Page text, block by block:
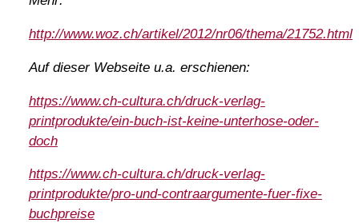
http://www.woz.ch/artikel/2012/nr06/thema/21752.html
Auf dieser Webseite u.a. erschienen:
https://www.ch-cultura.ch/druck-verlag-
printprodukte/ein-buch-ist-keine-unterhose-oder-
doch
https://www.ch-cultura.ch/druck-verlag-
printprodukte/pro-und-contraargumente-fuer-fixe-
buchpreise